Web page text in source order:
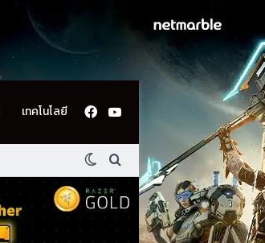
เทคโนโลยี Facebook
YouTube
Switch skin
ค้นหา